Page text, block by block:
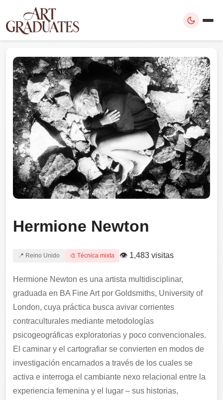
Hermione Newton
📍 Reino Unido 🎨 Técnica mixta 👁 1,483 visitas
Hermione Newton es una artista multidisciplinar,
graduada en BA Fine Art por Goldsmiths, University of
London, cuya práctica busca avivar corrientes
contraculturales mediante metodologías
psicogeográficas exploratorias y poco convencionales.
El caminar y el cartografiar se convierten en modos de
investigación encarnados a través de los cuales se
activa e interroga el cambiante nexo relacional entre la
experiencia femenina y el lugar – sus historias,